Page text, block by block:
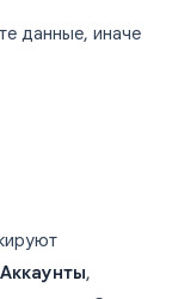
данные, иначе
,